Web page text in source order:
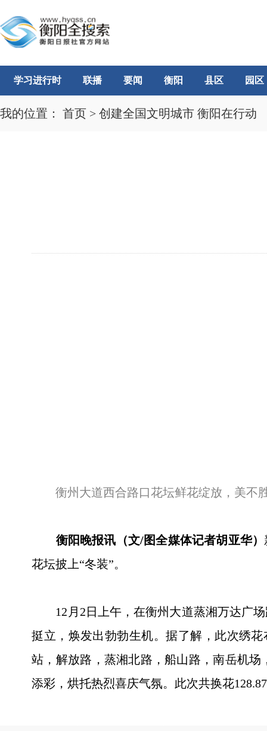
学习进行时 联播 要闻 衡阳 县区 园区
我的位置： 首页 > 创建全国文明城市 衡阳在行动
衡州大道西合路口花坛鲜花绽放，美不
衡阳晚报讯（文/图全媒体记者胡亚华）
花坛披上“冬装”。
12月2日上午，在衡州大道蒸湘万达广场
挺立，焕发出勃勃生机。据了解，此次绣
站，解放路，蒸湘北路，船山路，南岳机
添彩，烘托热烈喜庆气氛。此次共换花